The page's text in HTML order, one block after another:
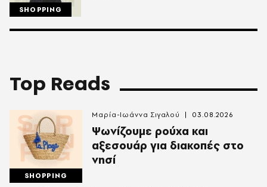
SHOPPING
Top Reads
SHOPPING
Ψωνίζουμε ρούχα και
αξεσουάρ για διακοπές στο
νησί
Μαρία-Ιωάννα Σιγαλού 03.08.2026